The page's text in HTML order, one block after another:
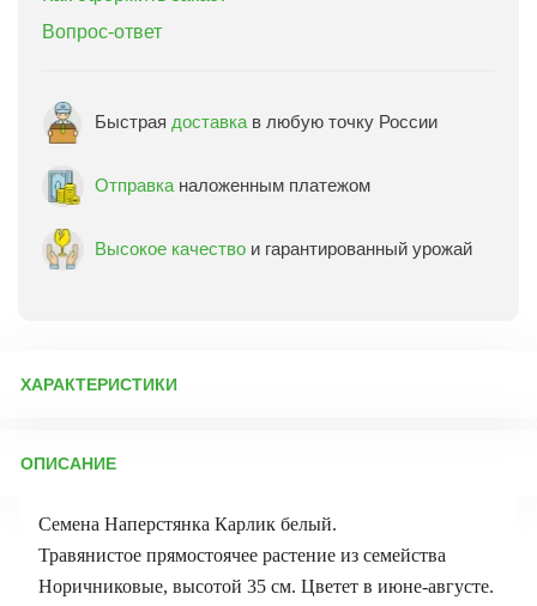
Вопрос-ответ
Быстрая доставка в любую точку России
Отправка наложенным платежом
Высокое качество и гарантированный урожай
ХАРАКТЕРИСТИКИ
Бренд товара:
Срок отправки:ежедневно
ОПИСАНИЕ
Семена Наперстянка Карлик белый.
Травянистое прямостоячее растение из семейства
Норичниковые, высотой 35 см. Цветет в июне-августе.